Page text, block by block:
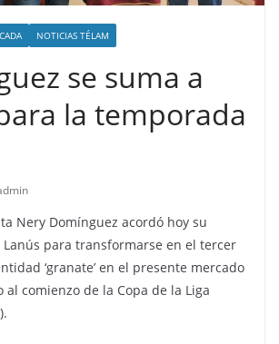
NOTICIAS TÉLAM
se suma a
la temporada
Nery Domínguez acordó hoy su
para transformarse en el tercer
‘granate’ en el presente mercado
al comienzo de la Copa de la Liga